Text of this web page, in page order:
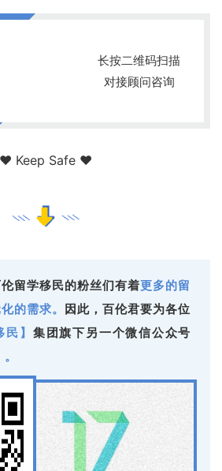
长按二维码扫描
对接顾问咨询
❤ Keep Safe ❤
留学移民的粉丝们有着更多的留
的需求。 因此 ，百伦君要为各位
民】 集团旗下另一个微信公众号